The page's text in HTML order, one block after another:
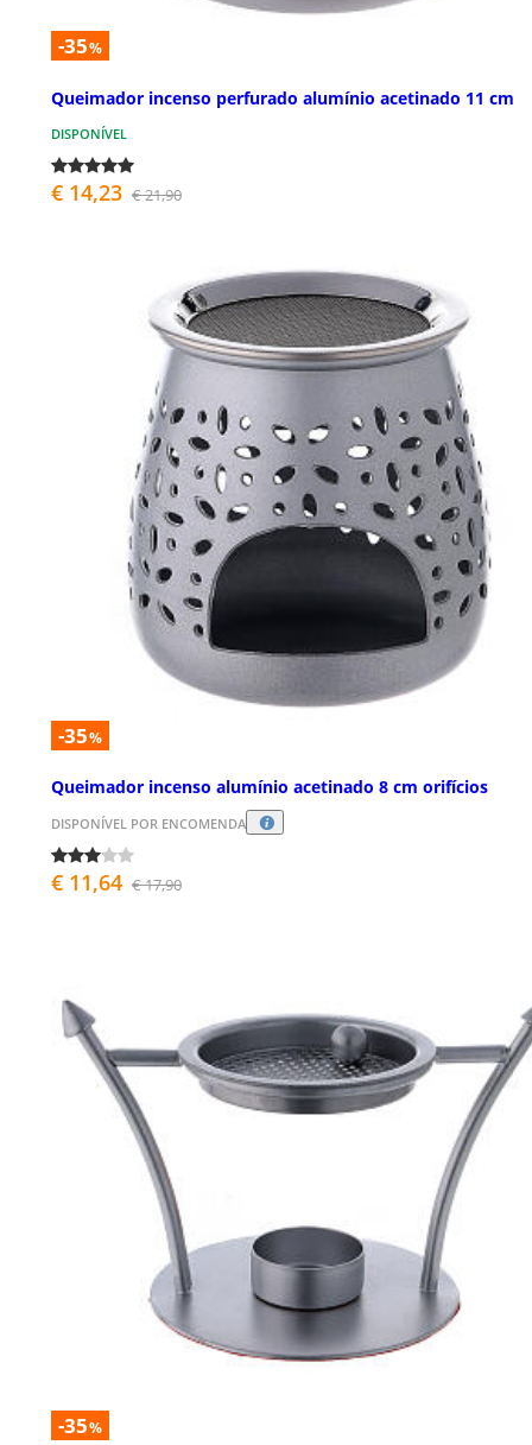
-35%
Queimador incenso perfurado alumínio acetinado 11 cm
DISPONÍVEL
€ 14,23 € 21,90
-35%
Queimador incenso alumínio acetinado 8 cm orifícios
DISPONÍVEL POR ENCOMENDA
€ 11,64 € 17,90
-35%